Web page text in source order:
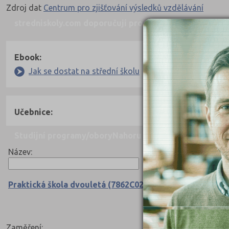
Zdroj dat Centrum pro zjišťování výsledků vzdělávání
stredniskoly.com doporučují pro přípravuNahoru
Ebook:
Jak se dostat na střední školu
Učebnice:
Název:
Praktická škola dvouletá (7862C02)